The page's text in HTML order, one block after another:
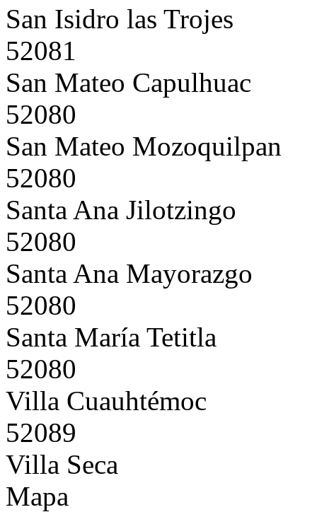
San Isidro las Trojes
52081
San Mateo Capulhuac
52080
San Mateo Mozoquilpan
52080
Santa Ana Jilotzingo
52080
Santa Ana Mayorazgo
52080
Santa María Tetitla
52080
Villa Cuauhtémoc
52089
Villa Seca
Mapa